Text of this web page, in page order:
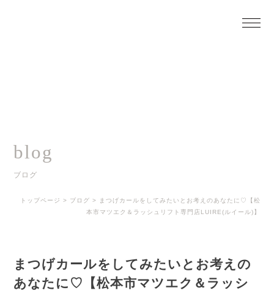
blog
ブログ
トップページ > ブログ >
まつげカールをしてみたいとお考えのあなたに♡【松
本市マツエク＆ラッシュリフト専門店LUIRE(ルイール)】
まつげカールをしてみたいとお考えの
あなたに♡【松本市マツエク＆ラッシ